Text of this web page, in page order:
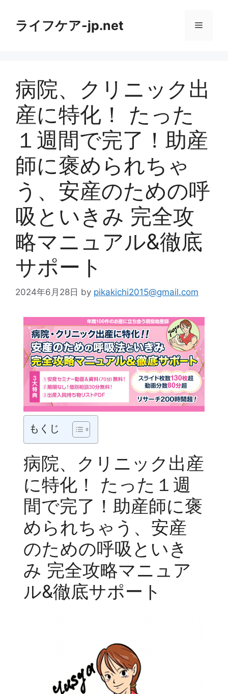
ライフケア-jp.net メ
ュ
病院、クリニック出
産に特化！ たった
１週間で完了！助産
師に褒められちゃ
う、安産のための呼
吸といきみ 完全攻
略マニュアル&徹底
サポート
2024年6月28日 by pikakichi2015@gmail.com
もくじ
病院、クリニック出産
に特化！ たった１週
間で完了！助産師に褒
められちゃう、安産
のための呼吸といき
み 完全攻略マニュア
ル&徹底サポート